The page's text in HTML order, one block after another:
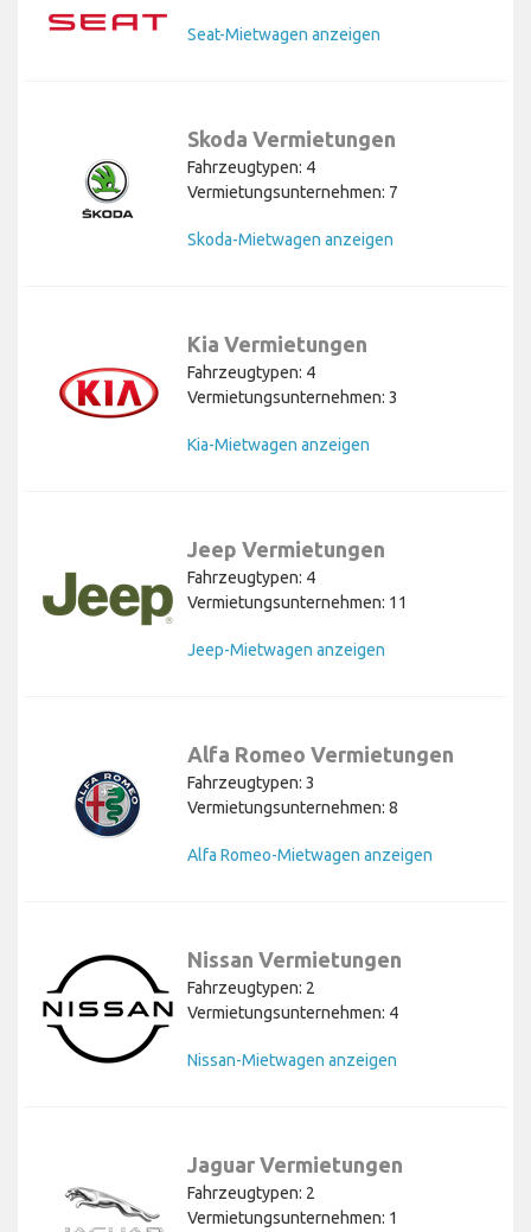
Seat-Mietwagen anzeigen
Skoda Vermietungen
Fahrzeugtypen: 4
Vermietungsunternehmen: 7
Skoda-Mietwagen anzeigen
Kia Vermietungen
Fahrzeugtypen: 4
Vermietungsunternehmen: 3
Kia-Mietwagen anzeigen
Jeep Vermietungen
Fahrzeugtypen: 4
Vermietungsunternehmen: 11
Jeep-Mietwagen anzeigen
Alfa Romeo Vermietungen
Fahrzeugtypen: 3
Vermietungsunternehmen: 8
Alfa Romeo-Mietwagen anzeigen
Nissan Vermietungen
Fahrzeugtypen: 2
Vermietungsunternehmen: 4
Nissan-Mietwagen anzeigen
Jaguar Vermietungen
Fahrzeugtypen: 2
Vermietungsunternehmen: 1